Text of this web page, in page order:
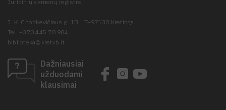
Juridinių asmenų registre
J. K. Chodkevičiaus g. 1B, LT–97130 Kretinga
Tel. +370 445 78 984
biblioteka@kretvb.lt
Dažniausiai
užduodami
klausimai